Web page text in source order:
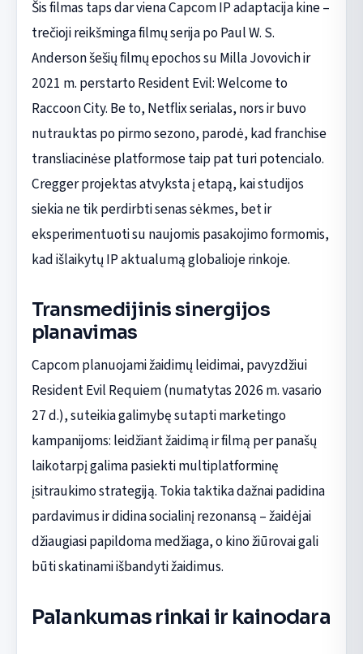
Šis filmas taps dar viena Capcom IP adaptacija kine –
trečioji reikšminga filmų serija po Paul W. S.
Anderson šešių filmų epochos su Milla Jovovich ir
2021 m. perstarto Resident Evil: Welcome to
Raccoon City. Be to, Netflix serialas, nors ir buvo
nutrauktas po pirmo sezono, parodė, kad franchise
transliacinėse platformose taip pat turi potencialo.
Cregger projektas atvyksta į etapą, kai studijos
siekia ne tik perdirbti senas sėkmes, bet ir
eksperimentuoti su naujomis pasakojimo formomis,
kad išlaikytų IP aktualumą globalioje rinkoje.
Transmedijinis sinergijos
planavimas
Capcom planuojami žaidimų leidimai, pavyzdžiui
Resident Evil Requiem (numatytas 2026 m. vasario
27 d.), suteikia galimybę sutapti marketingo
kampanijoms: leidžiant žaidimą ir filmą per panašų
laikotarpį galima pasiekti multiplatforminę
įsitraukimo strategiją. Tokia taktika dažnai padidina
pardavimus ir didina socialinį rezonansą – žaidėjai
džiaugiasi papildoma medžiaga, o kino žiūrovai gali
būti skatinami išbandyti žaidimus.
Palankumas rinkai ir kainodara